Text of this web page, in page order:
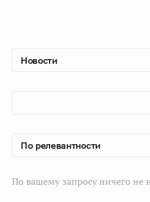
По вашему запросу ничего не